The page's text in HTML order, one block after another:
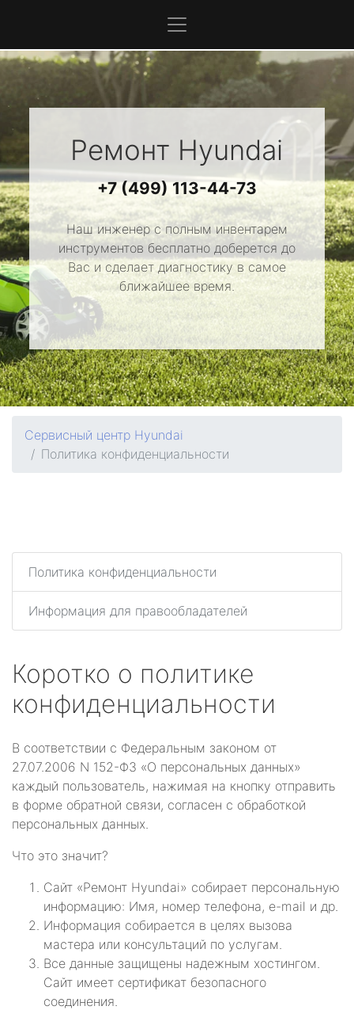
Ремонт Hyundai
+7 (499) 113-44-73
Наш инженер с полным инвентарем
инструментов бесплатно доберется до
Вас и сделает диагностику в самое
ближайшее время.
Сервисный центр Hyundai
Политика конфиденциальности
Политика конфиденциальности
Информация для правообладателей
Коротко о политике
конфиденциальности
В соответствии с Федеральным законом от
27.07.2006 N 152-ФЗ «О персональных данных»
каждый пользователь, нажимая на кнопку отправить
в форме обратной связи, согласен с обработкой
персональных данных.
Что это значит?
Сайт «Ремонт Hyundai» собирает персональную
информацию: Имя, номер телефона, e-mail и др.
Информация собирается в целях вызова
мастера или консультаций по услугам.
Все данные защищены надежным хостингом.
Сайт имеет сертификат безопасного
соединения.